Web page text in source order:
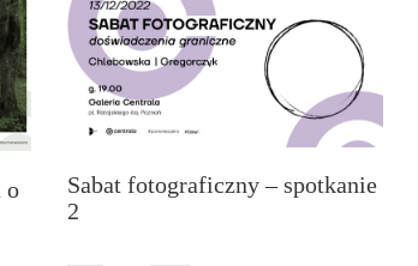
o
Sabat fotograficzny – spotkanie
2